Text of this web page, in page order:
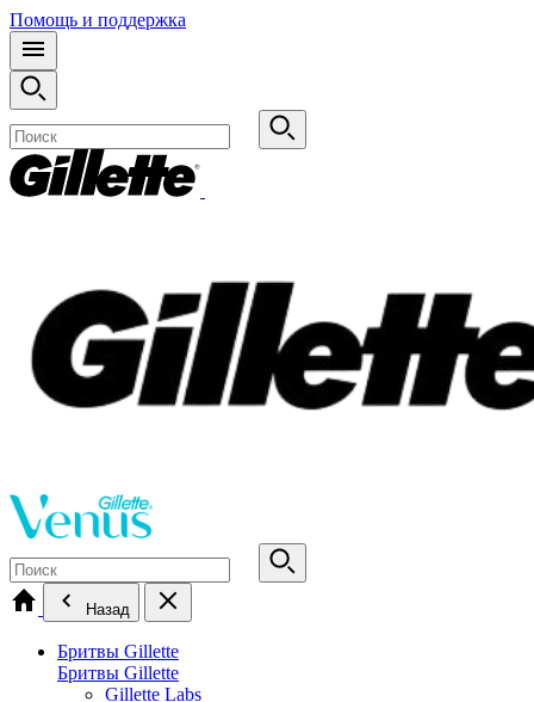
Помощь и поддержка
Назад
Бритвы Gillette
Бритвы Gillette
Gillette Labs